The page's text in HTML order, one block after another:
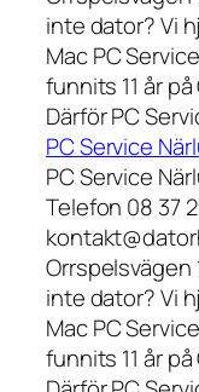
inte dator? Vi
Mac PC
funnits 11 år
Därför PC
PC Service
PC Service
Telefon 08 37
Orrspelsvägen
inte dator? Vi
Mac PC
funnits 11 år